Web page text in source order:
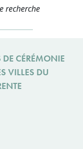
recherche
DE CÉRÉMONIE
VILLES DU